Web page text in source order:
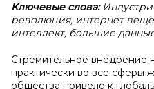
Ключевые слова:
революция, интернет
интеллект, большие
Стремительное внедрение
практически во все сферы
общества привело к